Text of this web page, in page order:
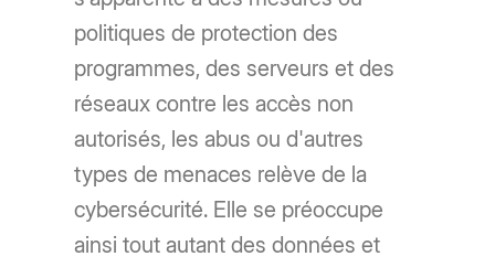
politiques de protection des
programmes, des serveurs et des
réseaux contre les accès non
autorisés, les abus ou d'autres
types de menaces relève de la
cybersécurité. Elle se préoccupe
ainsi tout autant des données et